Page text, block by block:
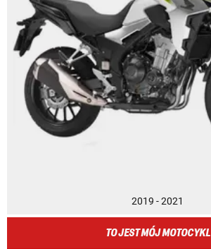
2019 - 2021
TO JEST MÓJ MOTOCYKL